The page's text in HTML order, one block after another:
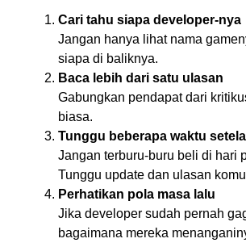
Cari tahu siapa developer-nya
Jangan hanya lihat nama
siapa di baliknya.
Baca lebih dari satu ulasan
Gabungkan pendapat dari
biasa.
Tunggu beberapa waktu
Jangan terburu-buru beli di hari
Tunggu update dan ulasan
Perhatikan pola masa lalu
Jika developer sudah pernah
bagaimana mereka